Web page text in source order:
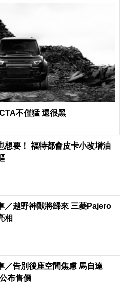
不僅猛 還很黑
想要！ 福特都會皮卡小改增油
／越野神獸將歸來 三菱Pajero
相
／告別後座空間焦慮 馬自達
布售價